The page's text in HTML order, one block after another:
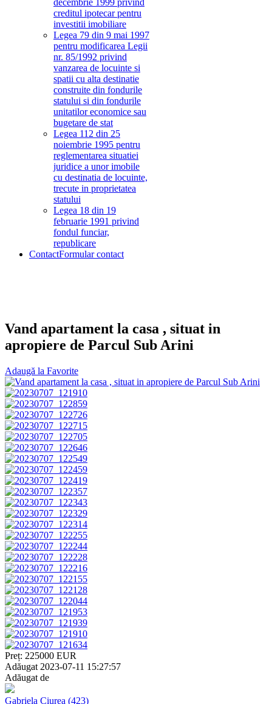
decembrie 1999 privind
creditul ipotecar pentru
investitii imobiliare
Legea 79 din 9 mai 1997
pentru modificarea Legii
nr. 85/1992 privind
vanzarea de locuinte si
spatii cu alta destinatie
construite din fondurile
statului si din fondurile
unitatilor economice sau
bugetare de stat
Legea 112 din 25
noiembrie 1995 pentru
reglementarea situatiei
juridice a unor imobile
cu destinatia de locuinte,
trecute in proprietatea
statului
Legea 18 din 19
februarie 1991 privind
fondul funciar,
republicare
ContactFormular contact
Vand apartament la casa , situat in
apropiere de Parcul Sub Arini
Adaugă la Favorite
Preț: 225000 EUR
Adăugat 2023-07-11 15:27:57
Adăugat de
Gabriela Ciurea (423)